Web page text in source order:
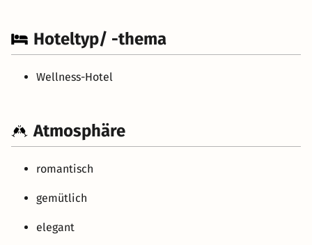
Hoteltyp/ -thema
Wellness-Hotel
Atmosphäre
romantisch
gemütlich
elegant